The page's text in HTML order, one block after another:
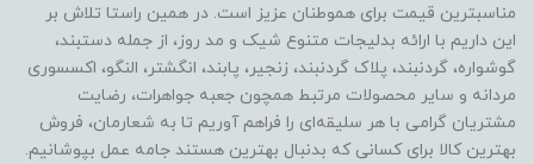
مناسبترین قیمت برای هموطنان عزیز است. در همین راستا تلاش بر
این داریم با ارائه بدلیجات متنوع شیک و مد روز، از جمله دستبند،
گوشواره، گردنبند، پلاک گردنبند، زنجیر، پابند، انگشتر، النگو، اکسسوری
مردانه و سایر محصولات مرتبط همچون جعبه جواهرات، رضایت
مشتریان گرامی با هر سلیقه‌ای را فراهم آوریم تا به شعارمان، فروش
بهترین کالا برای کسانی که بدنبال بهترین هستند جامه عمل بپوشانیم.